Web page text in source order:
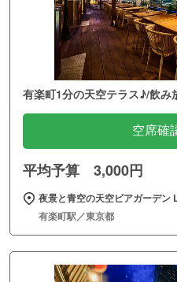
有楽町1分の天空テラス♪/飲み
空席確
平均予算 3,000円
夜景と青空の天空ビアガーデン
有楽町駅／東京都